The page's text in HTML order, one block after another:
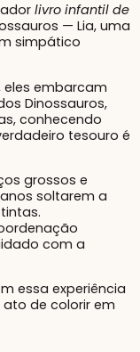
livro infantil de
— Lia, uma
simpático
embarcam
Dinossauros,
conhecendo
tesouro é
grossos e
soltarem a
com a
essa experiência
de colorir em